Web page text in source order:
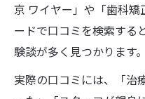
京 ワイヤー」や「歯科
ードで口コミを検索する
験談が多く見つかります。
実際の口コミには、「治